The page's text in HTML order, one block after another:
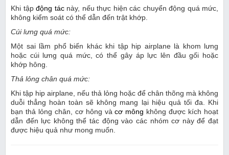
Khi tập động tácnày, nếu thực hiện các chuyển động quá mức,
không kiểm soát có thể dẫn đến trật khớp.
Cúi lưng quá mức:
Một sai lầm phổ biến khác khi tập hip airplane là khom lưng
hoặc cúi lưng quá mức, có thể gây áp lực lên đầu gối hoặc
khớp hông.
Thả lỏng chân quá mức:
Khi tập hip airplane, nếu thả lỏng hoặc để chân thõng mà không
duỗi thẳng hoàn toàn sẽ không mang lại hiệu quả tối đa. Khi
bạn thả lỏng chân, cơ hông vàcơ mông không được kích hoạt
dẫn đến lực không thể tác động vào các nhóm cơ này để đạt
được hiệu quả như mong muốn.